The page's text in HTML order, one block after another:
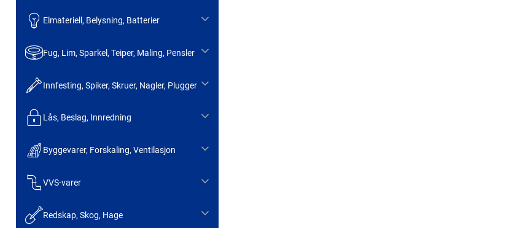
Elmateriell, Belysning, Batterier
Fug, Lim, Sparkel, Teiper, Maling, Pensler
Innfesting, Spiker, Skruer, Nagler, Plugger
Lås, Beslag, Innredning
Byggevarer, Forskaling, Ventilasjon
VVS-varer
Redskap, Skog, Hage